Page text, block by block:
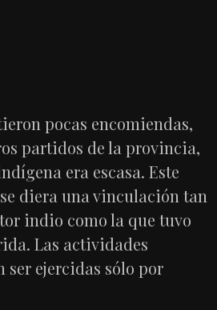
pocas encomiendas,
partidos de la provincia,
era escasa. Este
diera una vinculación tan
indio como la que tuvo
Las actividades
ser ejercidas sólo por